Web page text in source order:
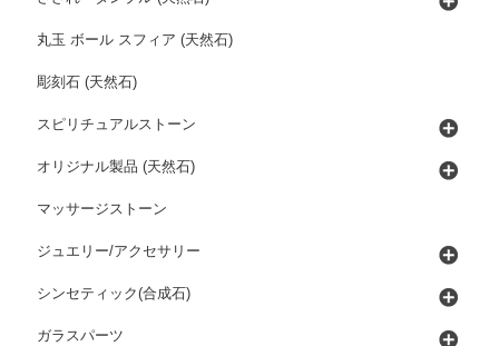
丸玉 ボール スフィア (天然石)
彫刻石 (天然石)
スピリチュアルストーン
オリジナル製品 (天然石)
マッサージストーン
ジュエリー/アクセサリー
シンセティック(合成石)
ガラスパーツ